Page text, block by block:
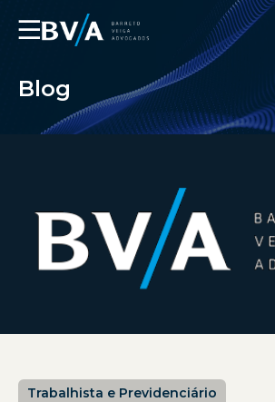
☰
Blog
Trabalhista e Previdenciário